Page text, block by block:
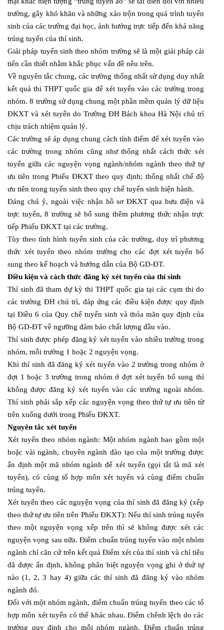
trường, gây khó khăn và những xáo trộn trong quá trình tuyển
sinh của các trường đại học, ảnh hưởng trực tiếp đến khả năng
trúng tuyển của thí sinh.
Giải pháp tuyển sinh theo nhóm trường sẽ là một giải pháp cải
tiến cần thiết nhằm khắc phục vấn đề nêu trên.
Về nguyên tắc chung, các trường thống nhất sử dụng duy nhất
kết quả thi THPT quốc gia để xét tuyển vào các trường trong
nhóm. 8 trường sử dụng chung một phần mềm quản lý dữ liệu
ĐKXT và xét tuyển do Trường ĐH Bách khoa Hà Nội chủ trì
chịu trách nhiệm quản lý.
Các trường sẽ áp dụng chung cách tính điểm để xét tuyển vào
các trường trong nhóm cũng như thống nhất cách thức xét
tuyển giữa các nguyện vọng ngành/nhóm ngành theo thứ tự
ưu tiên trong Phiếu ĐKXT theo quy định; thống nhất chế độ
ưu tiên trong tuyển sinh theo quy chế tuyển sinh hiện hành.
Đáng chú ý, ngoài việc nhận hồ sơ ĐKXT qua bưu điện và
trực tuyến, 8 trường sẽ bổ sung thêm phương thức nhận trực
tiếp Phiếu ĐKXT tại các trường.
Tùy theo tình hình tuyển sinh của các trường, duy trì phương
thức xét tuyển theo nhóm trường cho các đợt xét tuyển bổ
sung theo kế hoạch và hướng dẫn của Bộ GD-ĐT.
Điều kiện và cách thức đăng ký xét tuyển của thí sinh
Thí sinh đã tham dự kỳ thi THPT quốc gia tại các cụm thi do
các trường ĐH chủ trì, đáp ứng các điều kiện được quy định
tại Điều 6 của Quy chế tuyển sinh và thỏa mãn quy định của
Bộ GD-ĐT về ngưỡng đảm bảo chất lượng đầu vào.
Thí sinh được phép đăng ký xét tuyển vào nhiều trường trong
nhóm, mỗi trường 1 hoặc 2 nguyện vọng.
Khi thí sinh đã đăng ký xét tuyển vào 2 trường trong nhóm ở
đợt 1 hoặc 3 trường trong nhóm ở đợt xét tuyển bổ sung thì
không được đăng ký xét tuyển vào các trường ngoài nhóm.
Thí sinh phải sắp xếp các nguyện vọng theo thứ tự ưu tiên từ
trên xuống dưới trong Phiếu ĐKXT.
Nguyên tắc xét tuyển
Xét tuyển theo nhóm ngành: Một nhóm ngành bao gồm một
hoặc vài ngành, chuyên ngành đào tạo của một trường được
ấn định một mã nhóm ngành để xét tuyển (gọi tắt là mã xét
tuyển), có cùng tổ hợp môn xét tuyển và cùng điểm chuẩn
trúng tuyển.
Xét tuyển theo các nguyện vọng của thí sinh đã đăng ký (xếp
theo thứ tự ưu tiên trên Phiếu ĐKXT): Nếu thí sinh trúng tuyển
theo một nguyện vọng xếp trên thì sẽ không được xét các
nguyện vọng sau nữa. Điểm chuẩn trúng tuyển vào một nhóm
ngành chỉ căn cứ trên kết quả Điểm xét của thí sinh và chỉ tiêu
đã được ấn định, không phân biệt nguyện vọng ghi ở thứ tự
nào (1, 2, 3 hay 4) giữa các thí sinh đã đăng ký vào nhóm
ngành đó.
Đối với một nhóm ngành, điểm chuẩn trúng tuyển theo các tổ
hợp môn xét tuyển có thể khác nhau. Điểm chênh lệch do các
trường quy định cho mỗi nhóm ngành. Điểm chuẩn trúng